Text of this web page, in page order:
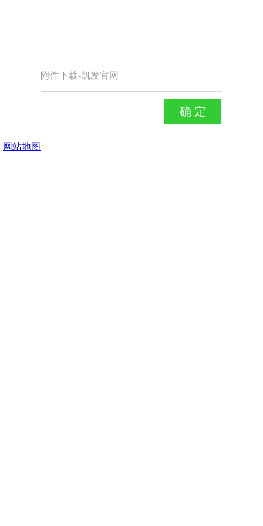
附件下载-凯发官网
网站地图